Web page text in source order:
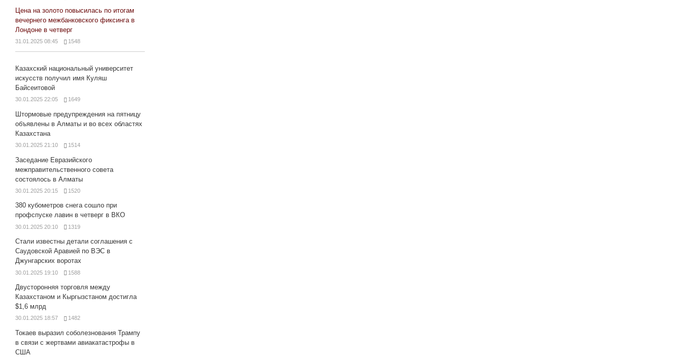
Цена на золото повысилась по итогам
вечернего межбанковского фиксинга в
Лондоне в четверг
31.01.2025 08:45 1548
Казахский национальный университет
искусств получил имя Куляш
Байсеитовой
30.01.2025 22:05 1649
Штормовые предупреждения на пятницу
объявлены в Алматы и во всех областях
Казахстана
30.01.2025 21:10 1514
Заседание Евразийского
межправительственного совета
состоялось в Алматы
30.01.2025 20:15 1520
380 кубометров снега сошло при
профспуске лавин в четверг в ВКО
30.01.2025 20:10 1319
Стали известны детали соглашения с
Саудовской Аравией по ВЭС в
Джунгарских воротах
30.01.2025 19:10 1588
Двусторонняя торговля между
Казахстаном и Кыргызстаном достигла
$1,6 млрд
30.01.2025 18:57 1482
Токаев выразил соболезнования Трампу
в связи с жертвами авиакатастрофы в
США